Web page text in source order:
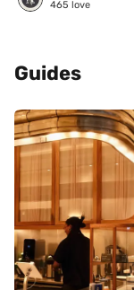
465 love
Guides